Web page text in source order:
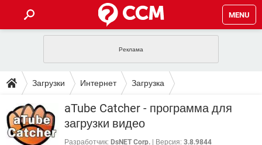
MENU
INSTAGRAM FACEBOOK
ИГРЫ WINDOWS 10
ВКОНТАКТЕ ВИДЕО
ПОЛЕЗНЫЕ СОВЕТЫ
TIKTOK TELEGRAM
WHATSAPP INSTAGRAM
FACEBOOK
ЗАГРУЗКИ
TIKTOK TELEGRAM
ФОРУМ
Загрузки Интернет Загрузка
aTube Catcher - программа для
загрузки видео
Разработчик: DsNET Corp. Версия: 3.8.9844